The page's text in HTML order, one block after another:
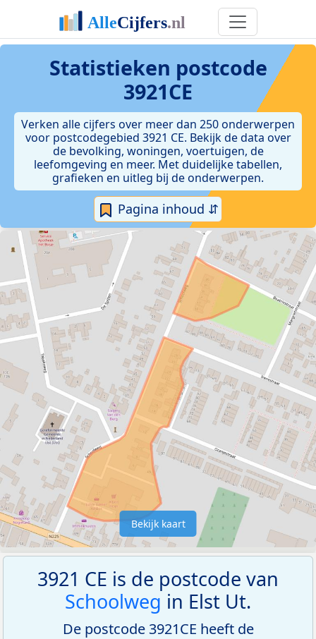
Statistieken postcode
3921CE
Verken alle cijfers over meer dan 250 onderwerpen
voor postcodegebied 3921 CE. Bekijk de data over
de bevolking, woningen, voertuigen, de
leefomgeving en meer. Met duidelijke tabellen,
grafieken en uitleg bij de onderwerpen.
Pagina inhoud ⇵
Bekijk kaart
3921 CE is de postcode van
Schoolweg in Elst Ut.
De postcode 3921CE heeft de